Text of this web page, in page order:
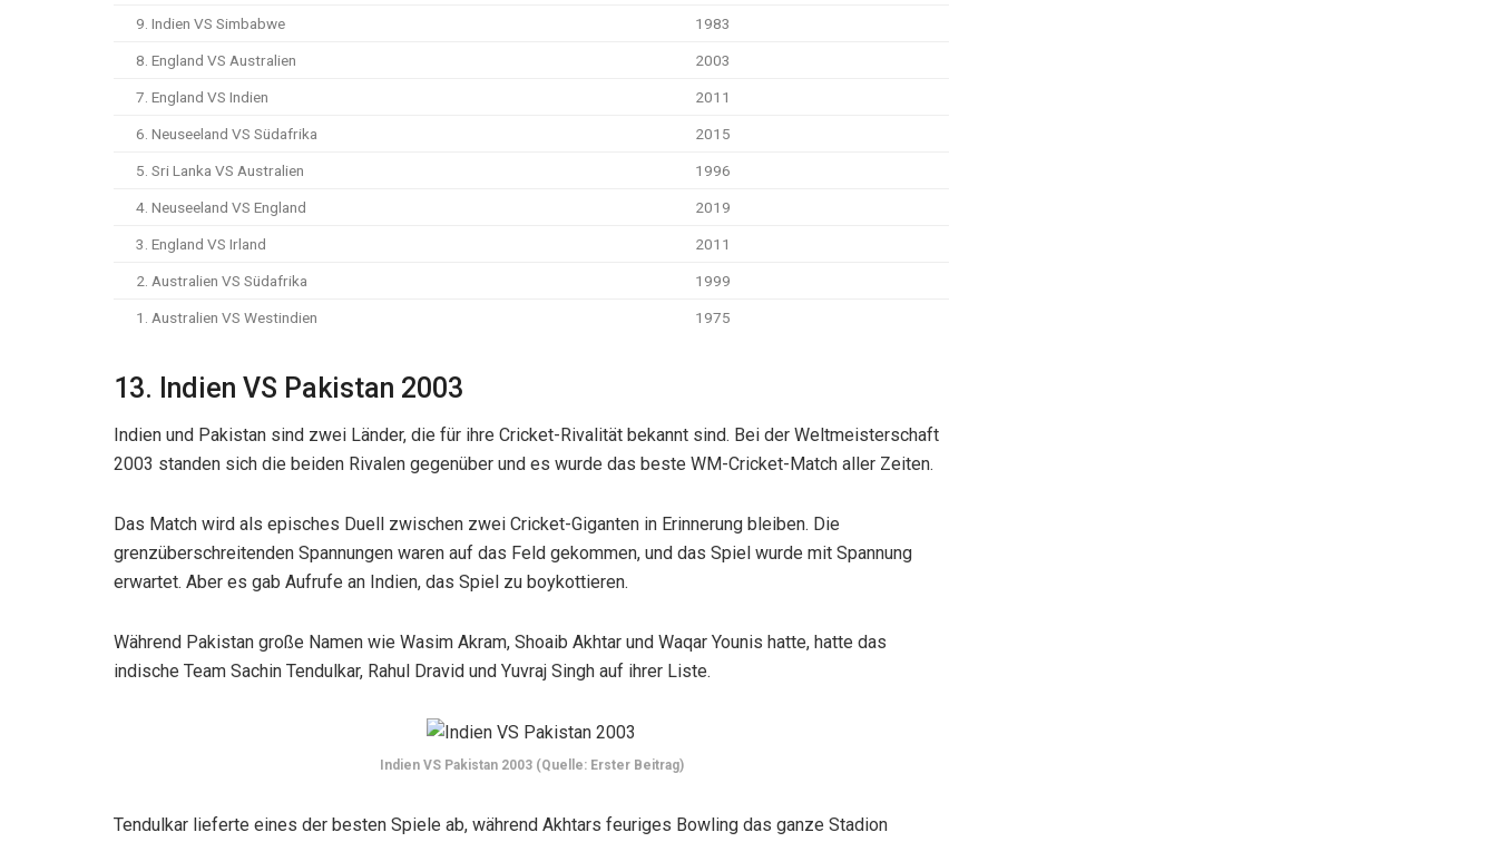
9. Indien VS Simbabwe 1983
8. England VS Australien 2003
7. England VS Indien 2011
6. Neuseeland VS Südafrika 2015
5. Sri Lanka VS Australien 1996
4. Neuseeland VS England 2019
3. England VS Irland 2011
2. Australien VS Südafrika 1999
1. Australien VS Westindien 1975
13. Indien VS Pakistan 2003
Indien und Pakistan sind zwei Länder, die für ihre Cricket-Rivalität bekannt sind. Bei der Weltmeisterschaft
2003 standen sich die beiden Rivalen gegenüber und es wurde das beste WM-Cricket-Match aller Zeiten.
Das Match wird als episches Duell zwischen zwei Cricket-Giganten in Erinnerung bleiben. Die
grenzüberschreitenden Spannungen waren auf das Feld gekommen, und das Spiel wurde mit Spannung
erwartet. Aber es gab Aufrufe an Indien, das Spiel zu boykottieren.
Während Pakistan große Namen wie Wasim Akram, Shoaib Akhtar und Waqar Younis hatte, hatte das
indische Team Sachin Tendulkar, Rahul Dravid und Yuvraj Singh auf ihrer Liste.
Indien VS Pakistan 2003 (Quelle: Erster Beitrag)
Tendulkar lieferte eines der besten Spiele ab, während Akhtars feuriges Bowling das ganze Stadion